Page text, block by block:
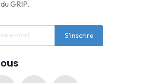
GRIP.
S'inscrire